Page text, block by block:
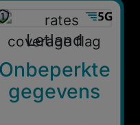
Letland
Onbeperkte
gegevens